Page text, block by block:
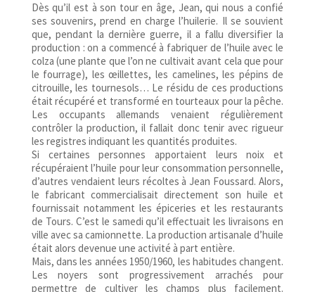
Dès qu’il est à son tour en âge, Jean, qui nous a confié
ses souvenirs, prend en charge l’huilerie. Il se souvient
que, pendant la dernière guerre, il a fallu diversifier la
production : on a commencé à fabriquer de l’huile avec le
colza (une plante que l’on ne cultivait avant cela que pour
le fourrage), les œillettes, les camelines, les pépins de
citrouille, les tournesols… Le résidu de ces productions
était récupéré et transformé en tourteaux pour la pêche.
Les occupants allemands venaient régulièrement
contrôler la production, il fallait donc tenir avec rigueur
les registres indiquant les quantités produites.
Si certaines personnes apportaient leurs noix et
récupéraient l’huile pour leur consommation personnelle,
d’autres vendaient leurs récoltes à Jean Foussard. Alors,
le fabricant commercialisait directement son huile et
fournissait notamment les épiceries et les restaurants
de Tours. C’est le samedi qu’il effectuait les livraisons en
ville avec sa camionnette. La production artisanale d’huile
était alors devenue une activité à part entière.
Mais, dans les années 1950/1960, les habitudes changent.
Les noyers sont progressivement arrachés pour
permettre de cultiver les champs plus facilement.